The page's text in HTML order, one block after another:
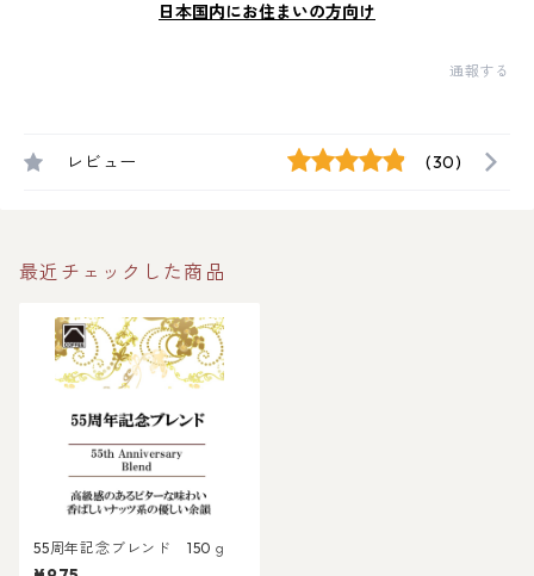
日本国内にお住まいの方向け
通報する
レビュー (30)
最近チェックした商品
55周年記念ブレンド 150ｇ